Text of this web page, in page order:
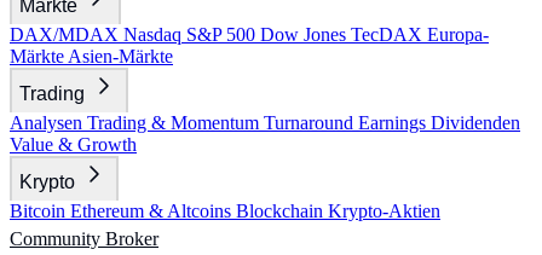
Märkte
DAX/MDAX Nasdaq S&P 500 Dow Jones TecDAX Europa-
Märkte Asien-Märkte
Trading
Analysen Trading & Momentum Turnaround Earnings Dividenden
Value & Growth
Krypto
Bitcoin Ethereum & Altcoins Blockchain Krypto-Aktien
Community Broker